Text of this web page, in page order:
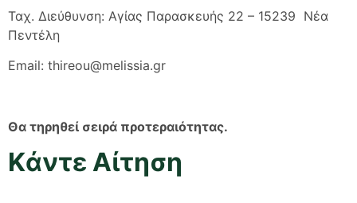
Ταχ. Διεύθυνση: Αγίας Παρασκευής 22 – 15239 Νέα
Πεντέλη
Email: thireou@melissia.gr
Θα τηρηθεί σειρά προτεραιότητας.
Kάντε Αίτηση